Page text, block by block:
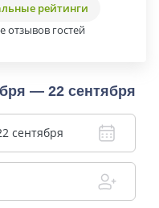
рейтинги
отзывов гостей
— 22 сентября
сентября